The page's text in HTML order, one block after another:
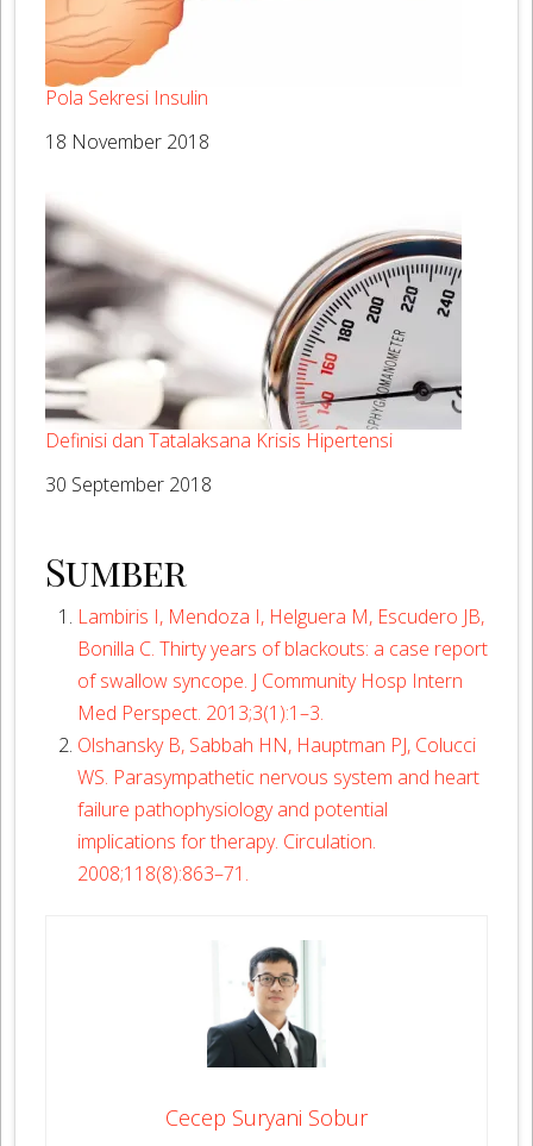
Pola Sekresi Insulin
Tanggal
18 November 2018
Definisi dan Tatalaksana Krisis Hipertensi
Tanggal
30 September 2018
Sumber
Lambiris I, Mendoza I, Helguera M, Escudero JB,
Bonilla C. Thirty years of blackouts: a case report
of swallow syncope. J Community Hosp Intern
Med Perspect. 2013;3(1):1–3.
Olshansky B, Sabbah HN, Hauptman PJ, Colucci
WS. Parasympathetic nervous system and heart
failure pathophysiology and potential
implications for therapy. Circulation.
2008;118(8):863–71.
Cecep Suryani Sobur